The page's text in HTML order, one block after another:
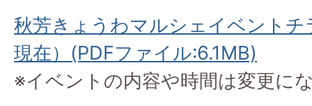
秋芳きょうわマルシェイベント
現在）(PDFファイル:6.1MB)
※イベントの内容や時間は変更に